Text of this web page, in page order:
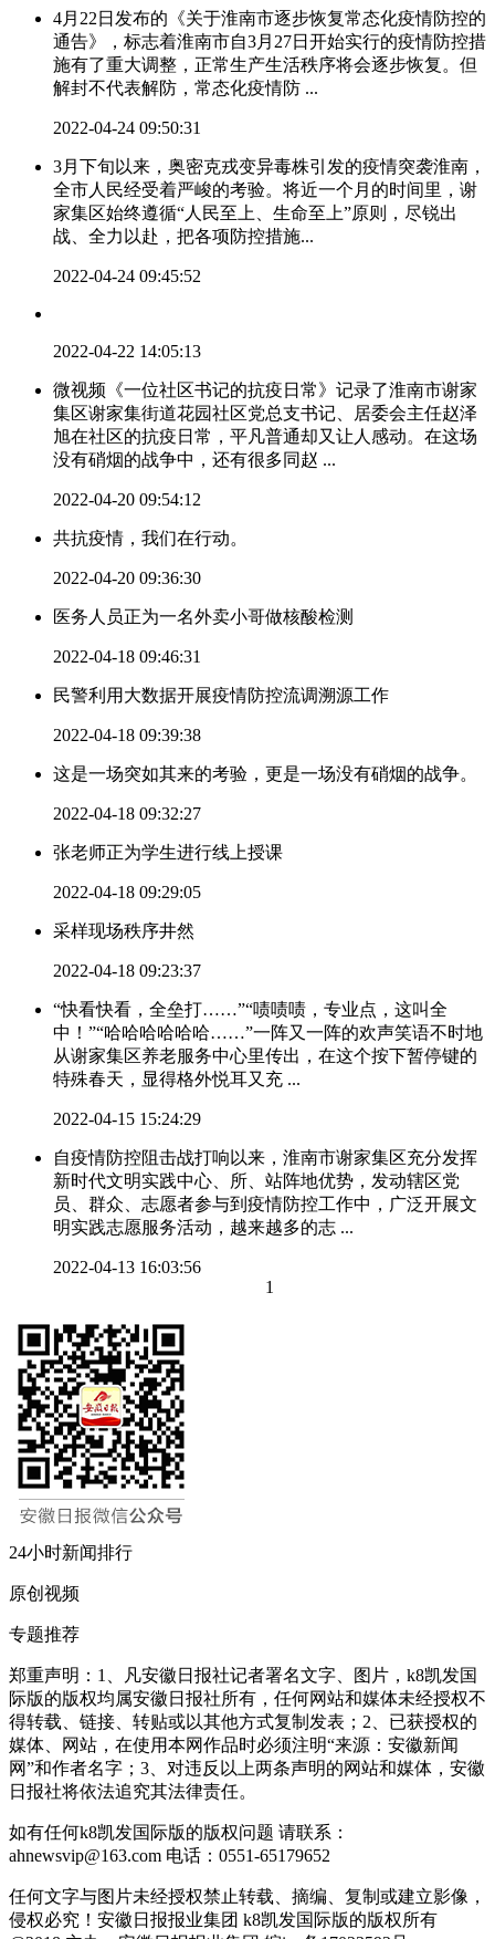
4月22日发布的《关于淮南市逐步恢复常态化疫情防控的
通告》，标志着淮南市自3月27日开始实行的疫情防控措
施有了重大调整，正常生产生活秩序将会逐步恢复。但
解封不代表解防，常态化疫情防 ...
2022-04-24 09:50:31
​3月下旬以来，奥密克戎变异毒株引发的疫情突袭淮南，
全市人民经受着严峻的考验。将近一个月的时间里，谢
家集区始终遵循“人民至上、生命至上”原则，尽锐出
战、全力以赴，把各项防控措施...
2022-04-24 09:45:52
2022-04-22 14:05:13
微视频《一位社区书记的抗疫日常》记录了淮南市谢家
集区谢家集街道花园社区党总支书记、居委会主任赵泽
旭在社区的抗疫日常，平凡普通却又让人感动。在这场
没有硝烟的战争中，还有很多同赵 ...
2022-04-20 09:54:12
共抗疫情，我们在行动。
2022-04-20 09:36:30
医务人员正为一名外卖小哥做核酸检测
2022-04-18 09:46:31
民警利用大数据开展疫情防控流调溯源工作
2022-04-18 09:39:38
这是一场突如其来的考验，更是一场没有硝烟的战争。
2022-04-18 09:32:27
张老师正为学生进行线上授课
2022-04-18 09:29:05
采样现场秩序井然
2022-04-18 09:23:37
“快看快看，全垒打……”“啧啧啧，专业点，这叫全
中！”“哈哈哈哈哈哈……”一阵又一阵的欢声笑语不时地
从谢家集区养老服务中心里传出，在这个按下暂停键的
特殊春天，显得格外悦耳又充 ...
2022-04-15 15:24:29
自疫情防控阻击战打响以来，淮南市谢家集区充分发挥
新时代文明实践中心、所、站阵地优势，发动辖区党
员、群众、志愿者参与到疫情防控工作中，广泛开展文
明实践志愿服务活动，越来越多的志 ...
2022-04-13 16:03:56
1
24小时新闻排行
原创视频
专题推荐
郑重声明：1、凡安徽日报社记者署名文字、图片，k8凯发国
际版的版权均属安徽日报社所有，任何网站和媒体未经授权不
得转载、链接、转贴或以其他方式复制发表；2、已获授权的
媒体、网站，在使用本网作品时必须注明“来源：安徽新闻
网”和作者名字；3、对违反以上两条声明的网站和媒体，安徽
日报社将依法追究其法律责任。
如有任何k8凯发国际版的版权问题 请联系：
ahnewsvip@163.com 电话：0551-65179652
任何文字与图片未经授权禁止转载、摘编、复制或建立影像，
侵权必究！安徽日报报业集团 k8凯发国际版的版权所有